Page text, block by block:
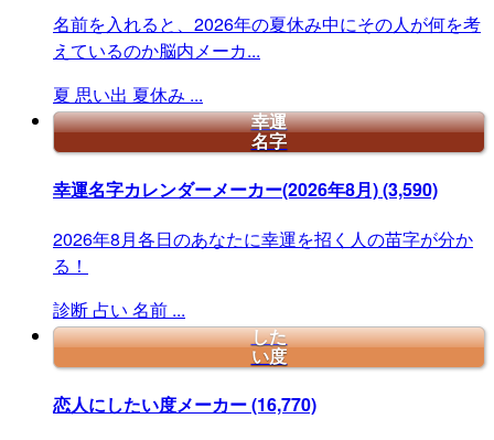
名前を入れると、2026年の夏休み中にその人が何を考
えているのか脳内メーカ...
夏 思い出 夏休み ...
幸運
名字
幸運名字カレンダーメーカー(2026年8月)(3,590)
2026年8月各日のあなたに幸運を招く人の苗字が分か
る！
診断 占い 名前 ...
した
い度
恋人にしたい度メーカー(16,770)